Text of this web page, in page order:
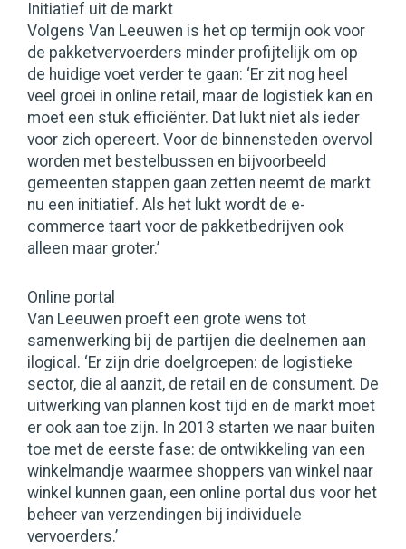
Initiatief uit de markt
Volgens Van Leeuwen is het op termijn ook voor
de pakketvervoerders minder profijtelijk om op
de huidige voet verder te gaan: ‘Er zit nog heel
veel groei in online retail, maar de logistiek kan en
moet een stuk efficiënter. Dat lukt niet als ieder
voor zich opereert. Voor de binnensteden overvol
worden met bestelbussen en bijvoorbeeld
gemeenten stappen gaan zetten neemt de markt
nu een initiatief. Als het lukt wordt de e-
commerce taart voor de pakketbedrijven ook
alleen maar groter.’
Online portal
Van Leeuwen proeft een grote wens tot
samenwerking bij de partijen die deelnemen aan
ilogical. ‘Er zijn drie doelgroepen: de logistieke
sector, die al aanzit, de retail en de consument. De
uitwerking van plannen kost tijd en de markt moet
er ook aan toe zijn. In 2013 starten we naar buiten
toe met de eerste fase: de ontwikkeling van een
winkelmandje waarmee shoppers van winkel naar
winkel kunnen gaan, een online portal dus voor het
beheer van verzendingen bij individuele
vervoerders.’